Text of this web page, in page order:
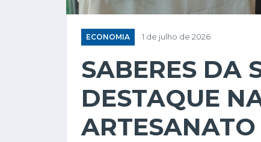
ECONOMIA 1 de julho de 2026
SABERES DA
DESTAQUE